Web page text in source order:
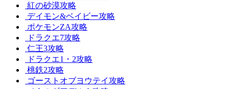
紅の砂漠攻略
デイモン&ベイビー攻略
ポケモンZA攻略
ドラクエ7攻略
仁王3攻略
ドラクエ1・2攻略
桃鉄2攻略
ゴーストオブヨウテイ攻略